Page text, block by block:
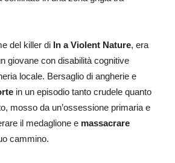
del killer di In a Violent Nature, era
giovane con disabilità cognitive
locale. Bersaglio di angherie e
in un episodio tanto crudele quanto
mosso da un’ossessione primaria e
il medaglione e massacrare
cammino.